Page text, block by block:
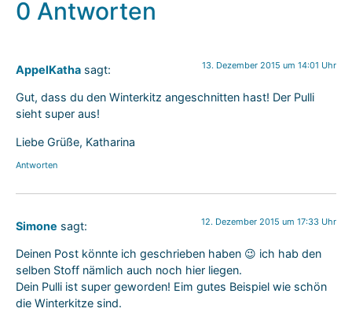
0 Antworten
AppelKatha sagt: 13. Dezember 2015 um 14:01 Uhr
Gut, dass du den Winterkitz angeschnitten hast! Der Pulli
sieht super aus!
Liebe Grüße, Katharina
Antworten
Simone sagt: 12. Dezember 2015 um 17:33 Uhr
Deinen Post könnte ich geschrieben haben 😉 ich hab den
selben Stoff nämlich auch noch hier liegen.
Dein Pulli ist super geworden! Eim gutes Beispiel wie schön
die Winterkitze sind.